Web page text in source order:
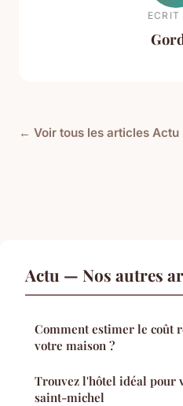
ECRIT
← Voir tous les articles Actu
Actu — Nos autres
Comment estimer le coût
votre maison ?
Trouvez l'hôtel idéal pour
saint-michel